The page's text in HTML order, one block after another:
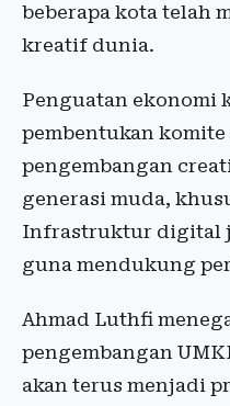
beberapa kota telah
kreatif dunia.
Penguatan ekonomi
pembentukan
pengembangan
generasi muda,
Infrastruktur digital
guna mendukung
Ahmad Luthfi
pengembangan
akan terus menjadi